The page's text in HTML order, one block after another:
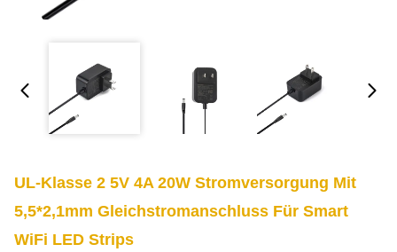
UL-Klasse 2 5V 4A 20W Stromversorgung Mit
5,5*2,1mm Gleichstromanschluss Für Smart
WiFi LED Strips